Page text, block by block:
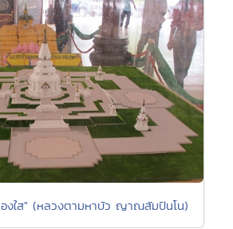
งใส" (หลวงตามหาบัว ญาณสัมปันโน)